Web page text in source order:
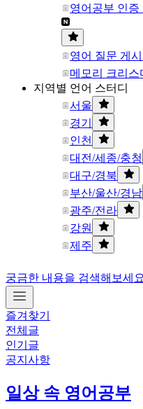
영어공부 인증
영어 질문 게
메모리 크리스
지역별 언어 스터디
서울
경기
인천
대전/세종/충청
대구/경북
부산/울산/경남
광주/전라
강원
제주
궁금한 내용을 검색해보세요
즐겨찾기
전체글
인기글
공지사항
일상 속 영어공부